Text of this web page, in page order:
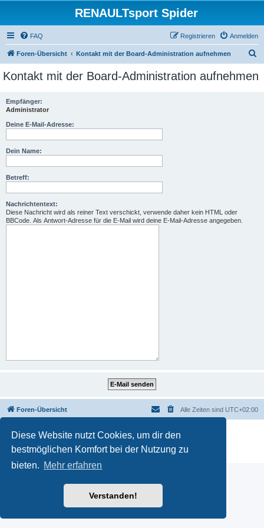
Diese Website nutzt Cookies, um dir den
bestmöglichen Komfort bei der Nutzung zu
bieten. Mehr erfahren
Verstanden!
RENAULTsport Spider
FAQ Anmelden
Registrieren
Foren-Übersicht Kontakt mit der Board-Administration aufnehmen
c
Kontakt mit der Board-Administration aufnehmen
Empfänger:
Administrator
Deine E-Mail-Adresse:
Dein Name:
Betreff:
Nachrichtentext:
Diese Nachricht wird als reiner Text verschickt, verwende daher kein HTML oder
BBCode. Als Antwort-Adresse für die E-Mail wird deine E-Mail-Adresse angegeben.
Foren-Übersicht Alle Zeiten sind UTC+02:00
Powered by phpBB
® Forum Software © phpBB Limited
Deutsche Übersetzung durch
Datenschutz|Nutzungsbedingungen